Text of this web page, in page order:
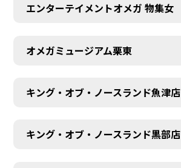
エンターテイメントオメガ 物集女
オメガミュージアム栗東
キング・オブ・ノースランド魚津店
キング・オブ・ノースランド黒部店